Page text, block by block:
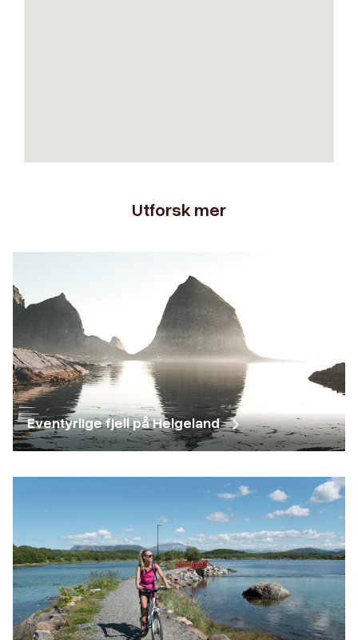
Utforsk mer
Eventyrlige fjell på Helgeland